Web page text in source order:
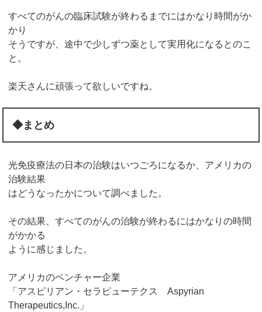
すべてのがんの臨床試験が終わるまでにはかなり時間がか
かり
そうですが、途中で少しずつ薬として実用化になるとのこ
と。
楽天さんに頑張って欲しいですね。
◆まとめ
光免疫療法の日本の治験はいつごろになるか、アメリカの
治験結果
はどうなったかについて調べました。
その結果、すべてのがんの治験が終わるにはかなりの時間
がかかる
ように感じました。
アメリカのベンチャー企業
「アスピリアン・セラピューテクス Aspyrian
Therapeutics,Inc.」